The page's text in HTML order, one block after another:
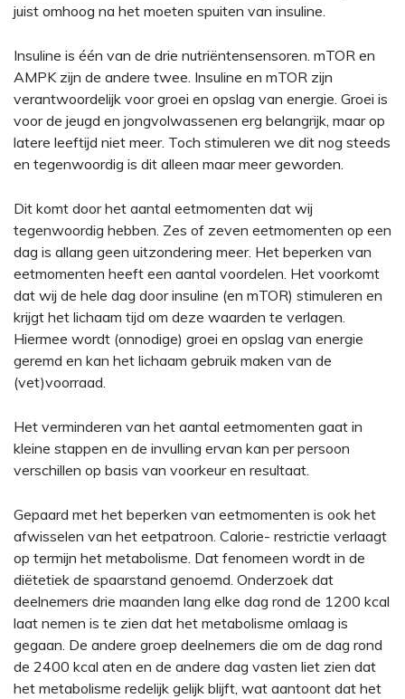
juist omhoog na het moeten spuiten van insuline.
Insuline is één van de drie nutriëntensensoren. mTOR en
AMPK zijn de andere twee. Insuline en mTOR zijn
verantwoordelijk voor groei en opslag van energie. Groei is
voor de jeugd en jongvolwassenen erg belangrijk, maar op
latere leeftijd niet meer. Toch stimuleren we dit nog steeds
en tegenwoordig is dit alleen maar meer geworden.
Dit komt door het aantal eetmomenten dat wij
tegenwoordig hebben. Zes of zeven eetmomenten op een
dag is allang geen uitzondering meer. Het beperken van
eetmomenten heeft een aantal voordelen. Het voorkomt
dat wij de hele dag door insuline (en mTOR) stimuleren en
krijgt het lichaam tijd om deze waarden te verlagen.
Hiermee wordt (onnodige) groei en opslag van energie
geremd en kan het lichaam gebruik maken van de
(vet)voorraad.
Het verminderen van het aantal eetmomenten gaat in
kleine stappen en de invulling ervan kan per persoon
verschillen op basis van voorkeur en resultaat.
Gepaard met het beperken van eetmomenten is ook het
afwisselen van het eetpatroon. Calorie- restrictie verlaagt
op termijn het metabolisme. Dat fenomeen wordt in de
diëtetiek de spaarstand genoemd. Onderzoek dat
deelnemers drie maanden lang elke dag rond de 1200 kcal
laat nemen is te zien dat het metabolisme omlaag is
gegaan. De andere groep deelnemers die om de dag rond
de 2400 kcal aten en de andere dag vasten liet zien dat
het metabolisme redelijk gelijk blijft, wat aantoont dat het